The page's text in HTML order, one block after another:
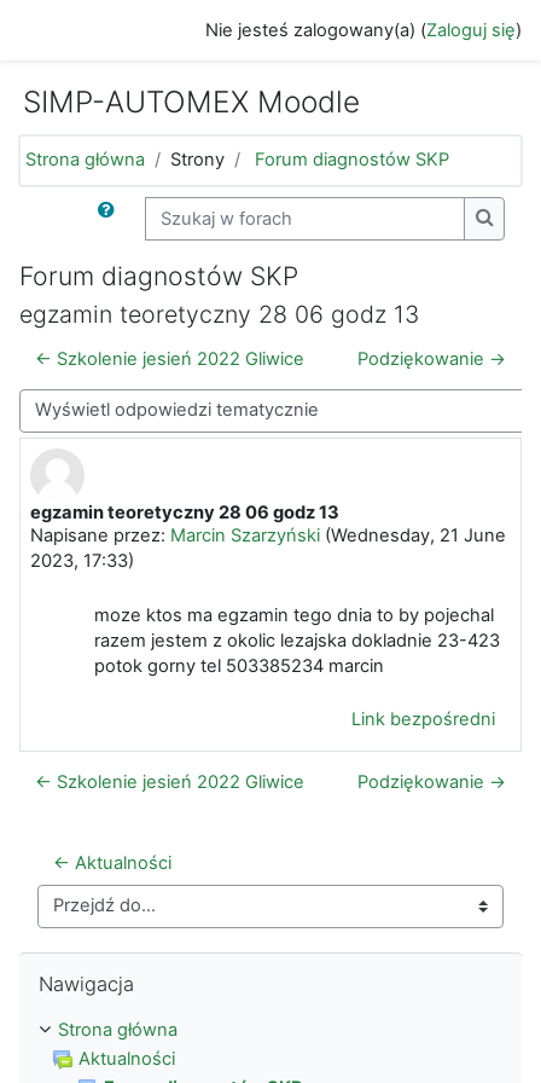
Nie jesteś zalogowany(a) (Zaloguj się)
SIMP-AUTOMEX Moodle
Strona główna Strony Forum diagnostów SKP
Szukaj w forach
Forum diagnostów SKP
egzamin teoretyczny 28 06 godz 13
← Szkolenie jesień 2022 Gliwice Podziękowanie →
Sposób wyświetlania
egzamin teoretyczny 28 06 godz 13
Napisane przez: Marcin Szarzyński (Wednesday, 21 June
2023, 17:33)
Liczba odpowiedzi: 0
moze ktos ma egzamin tego dnia to by pojechal
razem jestem z okolic lezajska dokladnie 23-423
potok gorny tel 503385234 marcin
Link bezpośredni
← Szkolenie jesień 2022 Gliwice Podziękowanie →
← Aktualności
Przejdź do...
Nawigacja
Strona główna
Aktualności